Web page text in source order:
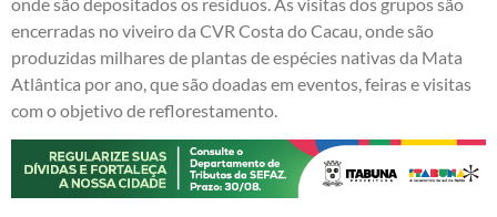
encerradas no viveiro da CVR Costa do Cacau, onde são
produzidas milhares de plantas de espécies nativas da Mata
Atlântica por ano, que são doadas em eventos, feiras e visitas
com o objetivo de reflorestamento.